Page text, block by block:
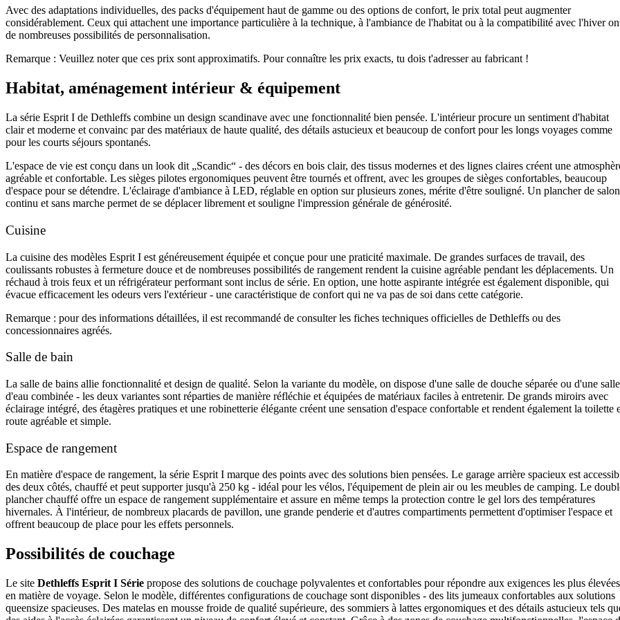
Avec des adaptations individuelles, des packs d'équipement haut de gamme ou des options de confort, le prix total peut augmenter
considérablement. Ceux qui attachent une importance particulière à la technique, à l'ambiance de l'habitat ou à la compatibilité avec l'hiver
de nombreuses possibilités de personnalisation.
Remarque : Veuillez noter que ces prix sont approximatifs. Pour connaître les prix exacts, tu dois t'adresser au fabricant !
Habitat, aménagement intérieur & équipement
La série Esprit I de Dethleffs combine un design scandinave avec une fonctionnalité bien pensée. L'intérieur procure un sentiment d'habitat
clair et moderne et convainc par des matériaux de haute qualité, des détails astucieux et beaucoup de confort pour les longs voyages comme
pour les courts séjours spontanés.
L'espace de vie est conçu dans un look dit „Scandic“ - des décors en bois clair, des tissus modernes et des lignes claires créent une
agréable et confortable. Les sièges pilotes ergonomiques peuvent être tournés et offrent, avec les groupes de sièges confortables, beaucoup
d'espace pour se détendre. L'éclairage d'ambiance à LED, réglable en option sur plusieurs zones, mérite d'être souligné. Un plancher de salon
continu et sans marche permet de se déplacer librement et souligne l'impression générale de générosité.
Cuisine
La cuisine des modèles Esprit I est généreusement équipée et conçue pour une praticité maximale. De grandes surfaces de travail, des
coulissants robustes à fermeture douce et de nombreuses possibilités de rangement rendent la cuisine agréable pendant les déplacements. Un
réchaud à trois feux et un réfrigérateur performant sont inclus de série. En option, une hotte aspirante intégrée est également disponible, qui
évacue efficacement les odeurs vers l'extérieur - une caractéristique de confort qui ne va pas de soi dans cette catégorie.
Remarque : pour des informations détaillées, il est recommandé de consulter les fiches techniques officielles de Dethleffs ou des
concessionnaires agréés.
Salle de bain
La salle de bains allie fonctionnalité et design de qualité. Selon la variante du modèle, on dispose d'une salle de douche séparée ou d'une salle
d'eau combinée - les deux variantes sont réparties de manière réfléchie et équipées de matériaux faciles à entretenir. De grands miroirs avec
éclairage intégré, des étagères pratiques et une robinetterie élégante créent une sensation d'espace confortable et rendent également la toilette
route agréable et simple.
Espace de rangement
En matière d'espace de rangement, la série Esprit I marque des points avec des solutions bien pensées. Le garage arrière spacieux est
des deux côtés, chauffé et peut supporter jusqu'à 250 kg - idéal pour les vélos, l'équipement de plein air ou les meubles de camping. Le
plancher chauffé offre un espace de rangement supplémentaire et assure en même temps la protection contre le gel lors des températures
hivernales. À l'intérieur, de nombreux placards de pavillon, une grande penderie et d'autres compartiments permettent d'optimiser l'espace et
offrent beaucoup de place pour les effets personnels.
Possibilités de couchage
Le site Dethleffs Esprit I Série propose des solutions de couchage polyvalentes et confortables pour répondre aux exigences les plus élevées
en matière de voyage. Selon le modèle, différentes configurations de couchage sont disponibles - des lits jumeaux confortables aux solutions
queensize spacieuses. Des matelas en mousse froide de qualité supérieure, des sommiers à lattes ergonomiques et des détails astucieux tels